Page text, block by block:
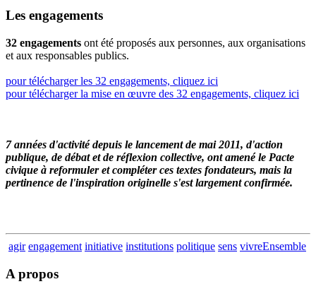
Les engagements
32 engagements ont été proposés aux personnes, aux organisations
et aux responsables publics.
pour télécharger les 32 engagements, cliquez ici
pour télécharger la mise en œuvre des 32 engagements, cliquez ici
7 années d'activité depuis le lancement de mai 2011, d'action
publique, de débat et de réflexion collective, ont amené le Pacte
civique à reformuler et compléter ces textes fondateurs, mais la
pertinence de l'inspiration originelle s'est largement confirmée.
agir engagement initiative institutions politique sens vivreEnsemble
A propos